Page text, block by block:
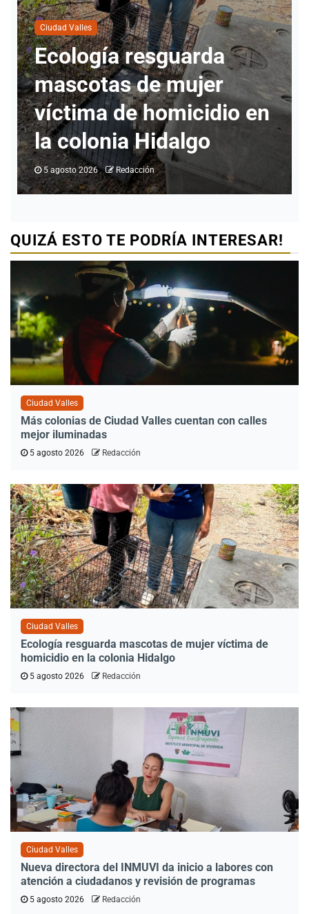
Ciudad Valles
Ecología resguarda
mascotas de mujer
víctima de homicidio en
la colonia Hidalgo
5 agosto 2026 Redacción
QUIZÁ ESTO TE PODRÍA INTERESAR!
Ciudad Valles
Más colonias de Ciudad Valles cuentan con calles
mejor iluminadas
5 agosto 2026 Redacción
Ciudad Valles
Ecología resguarda mascotas de mujer víctima de
homicidio en la colonia Hidalgo
5 agosto 2026 Redacción
Ciudad Valles
Nueva directora del INMUVI da inicio a labores con
atención a ciudadanos y revisión de programas
5 agosto 2026 Redacción